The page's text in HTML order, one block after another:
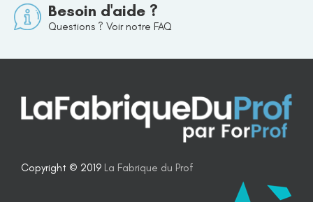
Besoin d'aide ?
Questions ? Voir notre FAQ
Copyright © 2019 La Fabrique du Prof